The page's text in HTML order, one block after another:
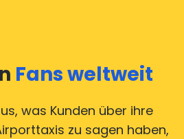
Fans weltweit
was Kunden über ihre
zu sagen haben,